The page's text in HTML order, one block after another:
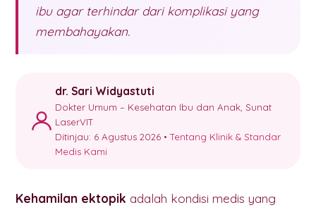
ibu agar terhindar dari komplikasi yang
membahayakan.
dr. Sari Widyastuti
Dokter Umum – Kesehatan Ibu dan Anak, Sunat
LaserVIT
Ditinjau: 6 Agustus 2026 •Tentang Klinik & Standar
Medis Kami
Kehamilan ektopik adalah kondisi medis yang